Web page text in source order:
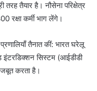
तैयार है। नौसेना परिक्षेत्र
रक्षा कर्मी भाग लेंगे।
तैनात कीं: भारत घरेलू
इंटरडिक्शन सिस्टम (आईडीडी
करता है।